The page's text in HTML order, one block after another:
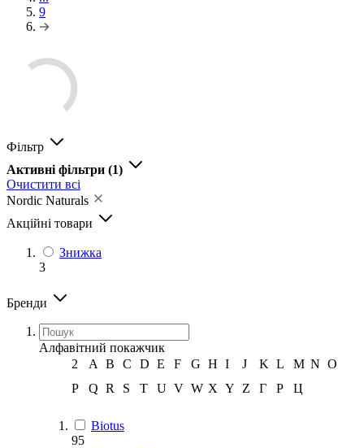
9
Фільтр
Активні фільтри (1)
Очистити всі
Nordic Naturals
Акційні товари
Знижка
3
Бренди
Алфавітний покажчик
2
A B C D E F G H I J K L M N O
P
Q R S T U V W X Y Z Г Р Ц
Biotus
95